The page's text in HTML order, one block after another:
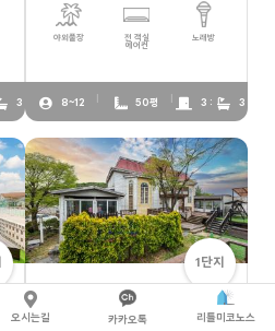
오시는길 카카오톡 리틀미코노스
3
야외풀장
전 객실
에어컨
노래방
8~12 50평 3 : 3
1단지
Pension Town
별무리